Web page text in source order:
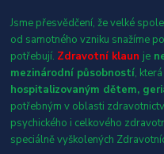
Jsme přesvědčení, že velké
od samotného vzniku snažíme
potřebují. Zdravotní klaun je
mezinárodní působností, která
hospitalizovaným dětem,
potřebným v oblasti
psychického i celkového
speciálně vyškolených